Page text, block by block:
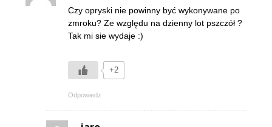
Czy opryski nie powinny być wykonywane po
zmroku? Ze względu na dzienny lot pszczół ?
Tak mi sie wydaje :)
+2
Odpowiedz